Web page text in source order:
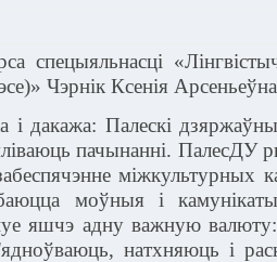
спецыяльнасці
Чэрнік Ксенія
і дакажа: Палескі
пачынанні. ПалесДУ
юцца моўныя і
яшчэ адну важную
натхняюць і